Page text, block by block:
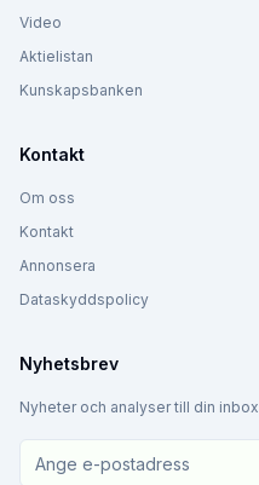
Video
Aktielistan
Kunskapsbanken
Kontakt
Om oss
Kontakt
Annonsera
Dataskyddspolicy
Nyhetsbrev
Nyheter och analyser till din inbox